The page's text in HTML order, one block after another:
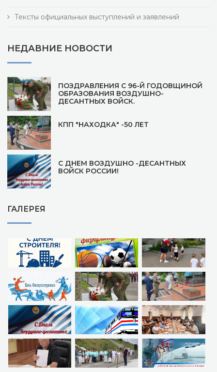
Тексты официальных выступлений и заявлений
НЕДАВНИЕ НОВОСТИ
ПОЗДРАВЛЕНИЯ С 96-Й ГОДОВЩИНОЙ
ОБРАЗОВАНИЯ ВОЗДУШНО-
ДЕСАНТНЫХ ВОЙСК.
КПП "НАХОДКА" -50 ЛЕТ
С ДНЕМ ВОЗДУШНО -ДЕСАНТНЫХ
ВОЙСК РОССИИ!
ГАЛЕРЕЯ